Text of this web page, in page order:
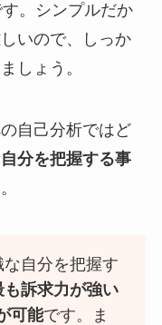
。シンプルだか
いので、しっか
しょう。
自己分析ではど
分を把握する事
自分を把握す
訴求力が強い
可能です。ま